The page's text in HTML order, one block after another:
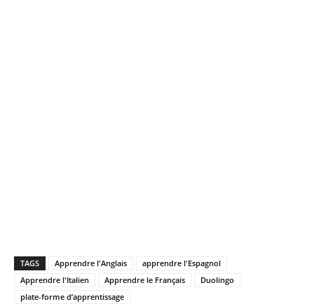
TAGS Apprendre l'Anglais
apprendre l'Espagnol
Apprendre l'Italien
Apprendre le Français
Duolingo
plate-forme d’apprentissage